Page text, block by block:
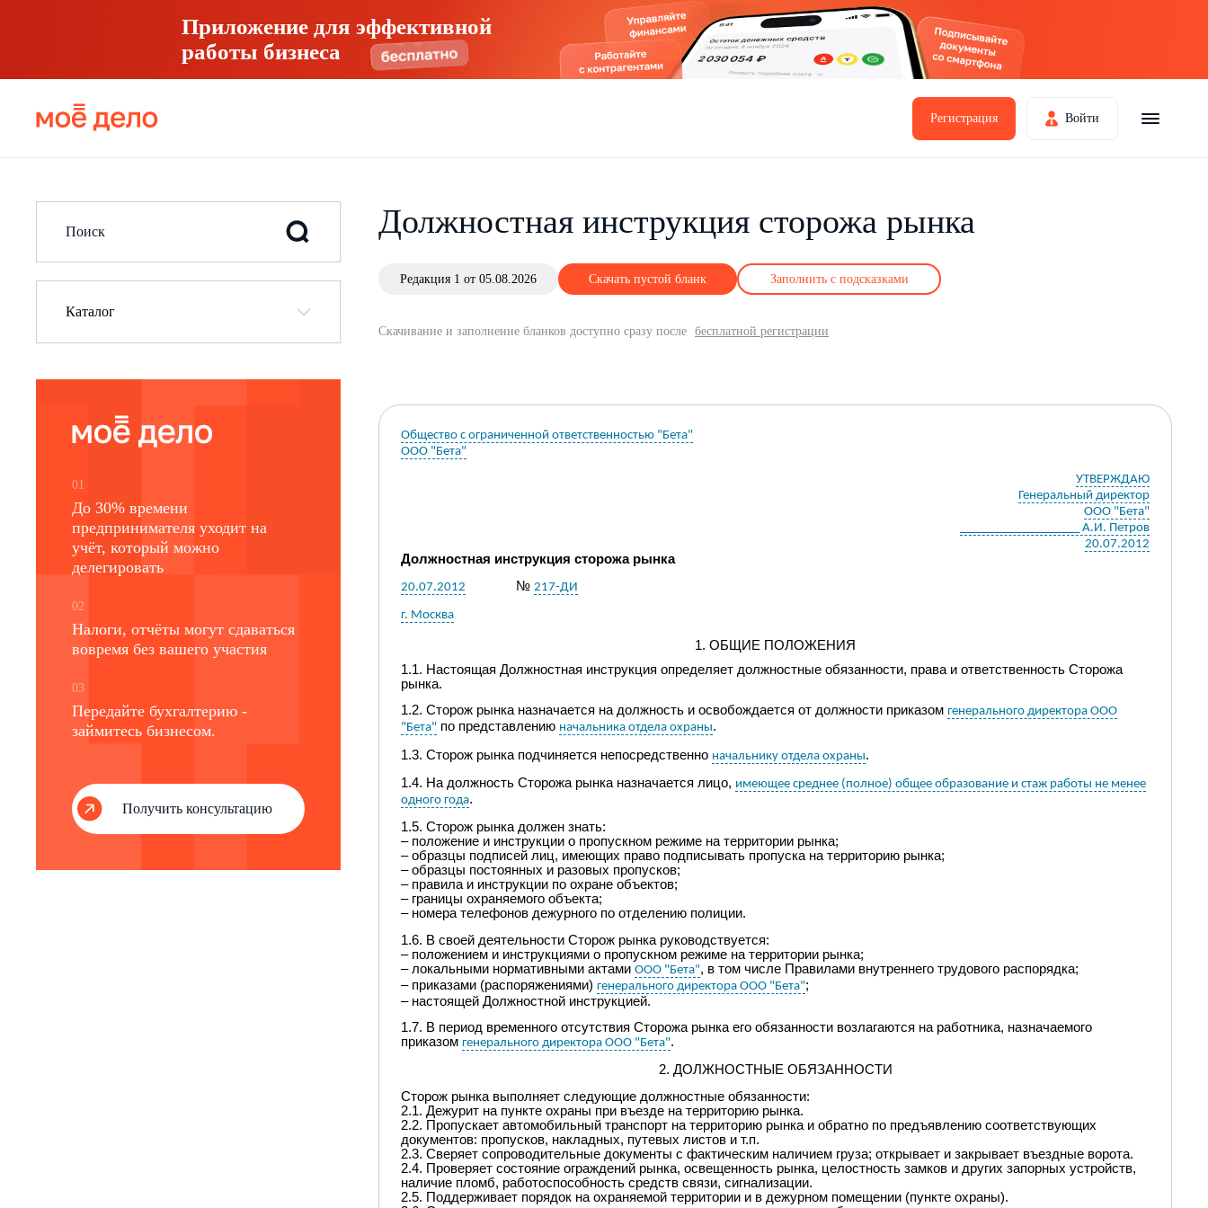
Приложение для эффективной
работы бизнеса
Регистрация Войти
Каталог
01
До 30% времени
предпринимателя уходит на
учёт, который можно
делегировать
02
Налоги, отчёты могут сдаваться
вовремя без вашего участия
03
Передайте бухгалтерию -
займитесь бизнесом.
Получить консультацию
Должностная инструкция сторожа рынка
Редакция 1 от 05.08.2026 Скачать пустой бланк Заполнить с подсказками
Скачивание и заполнение бланков доступно сразу после бесплатной регистрации
Общество с ограниченной ответственностью "Бета"
ООО "Бета"
УТВЕРЖДАЮ
Генеральный директор
ООО "Бета"
___________________ А.И. Петров
20.07.2012
Должностная инструкция сторожа рынка
20.07.2012 № 217-ДИ
г. Москва
1. ОБЩИЕ ПОЛОЖЕНИЯ
1.1. Настоящая Должностная инструкция определяет должностные обязанности, права и ответственность Сторожа
рынка.
1.2. Сторож рынканазначается на должность и освобождается от должности приказом генерального директора ООО
"Бета" по представлению начальника отдела охраны.
1.3. Сторож рынка подчиняется непосредственно начальнику отдела охраны.
1.4. На должность Сторожа рынка назначается лицо, имеющее среднее (полное) общее образование и стаж работы не менее
одного года.
1.5. Сторож рынкадолжен знать:
– положение и инструкции о пропускном режиме на территории рынка;
– образцы подписей лиц, имеющих право подписывать пропуска натерриторию рынка;
– образцы постоянных и разовых пропусков;
– правила и инструкции по охране объектов;
– границы охраняемого объекта;
– номера телефонов дежурного по отделению полиции.
1.6. В своей деятельности Сторож рынка руководствуется:
– положением и инструкциями о пропускном режиме на территории рынка;
– локальными нормативными актами ООО "Бета", в том числе Правилами внутреннего трудового распорядка;
– приказами (распоряжениями) генерального директора ООО "Бета";
– настоящей Должностной инструкцией.
1.7. В период временного отсутствия Сторожа рынка его обязанности возлагаются на работника, назначаемого
приказом генерального директора ООО "Бета".
2. ДОЛЖНОСТНЫЕ ОБЯЗАННОСТИ
Сторож рынка выполняет следующие должностные обязанности:
2.1. Дежурит на пункте охраны при въезде на территорию рынка.
2.2. Пропускает автомобильный транспорт на территорию рынка и обратно по предъявлению соответствующих
документов: пропусков, накладных, путевых листов и т.п.
2.3. Сверяет сопроводительные документы с фактическим наличием груза; открывает и закрывает въездные ворота.
2.4. Проверяет состояние ограждений рынка, освещенность рынка, целостность замков и других запорных устройств,
наличие пломб, работоспособность средств связи, сигнализации.
2.5. Поддерживает порядок на охраняемой территории и в дежурном помещении (пункте охраны).